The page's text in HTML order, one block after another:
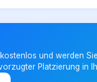
und werden
Platzierung in